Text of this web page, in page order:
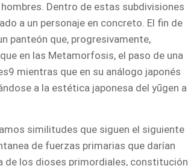
Dentro de estas subdivisiones
a un personaje en concreto. El fin de
panteón que, progresivamente,
en las Metamorfosis, el paso de una
mientras que en su análogo japonés
a la estética japonesa del yūgen a
similitudes que siguen el siguiente
de fuerzas primarias que darían
de los dioses primordiales, constitución